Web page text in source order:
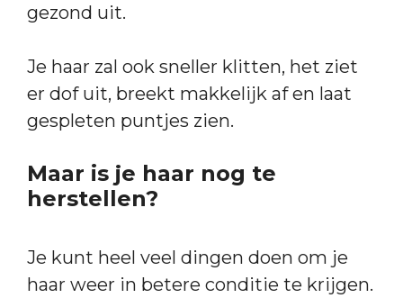
gezond uit.
Je haar zal ook sneller klitten, het ziet
er dof uit, breekt makkelijk af en laat
gespleten puntjes zien.
Maar is je haar nog te
herstellen?
Je kunt heel veel dingen doen om je
haar weer in betere conditie te krijgen.